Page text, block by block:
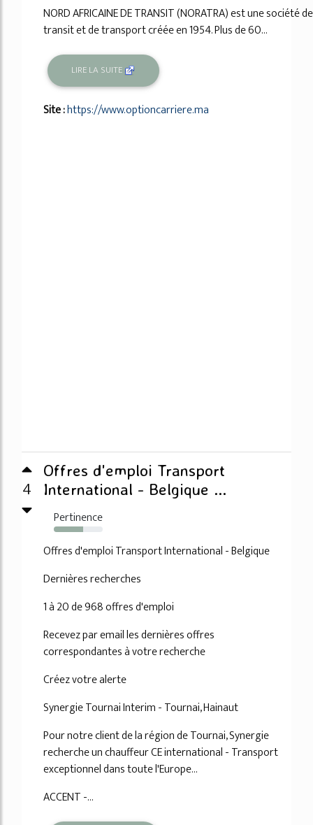
NORD AFRICAINE DE TRANSIT (NORATRA) est une société de
transit et de transport créée en 1954. Plus de 60...
LIRE LA SUITE
Site :https://www.optioncarriere.ma
4
Offres d'emploi Transport
International - Belgique ...
Pertinence
60%
Offres d'emploi Transport International - Belgique
Dernières recherches
1 à 20 de 968 offres d'emploi
Recevez par email les dernières offres
correspondantes à votre recherche
Créez votre alerte
Synergie Tournai Interim - Tournai, Hainaut
Pour notre client de la région de Tournai, Synergie
recherche un chauffeur CE international - Transport
exceptionnel dans toute l'Europe...
ACCENT -...